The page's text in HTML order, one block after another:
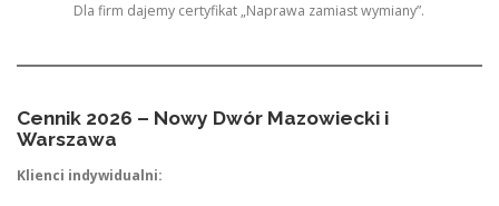
Dla firm dajemy certyfikat „Naprawa zamiast wymiany”.
Cennik 2026 – Nowy Dwór Mazowiecki i
Warszawa
Klienci indywidualni: